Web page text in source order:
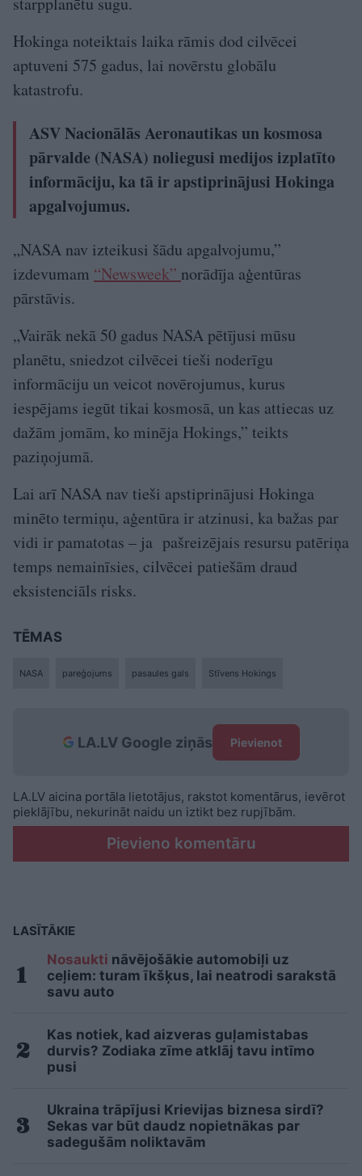
Hokinga noteiktais laika rāmis dod cilvēcei
aptuveni 575 gadus, lai novērstu globālu
katastrofu.
ASV Nacionālās Aeronautikas un kosmosa
pārvalde (NASA) noliegusi medijos izplatīto
informāciju, ka tā ir apstiprinājusi Hokinga
apgalvojumus.
„NASA nav izteikusi šādu apgalvojumu,”
izdevumam “Newsweek” norādīja aģentūras
pārstāvis.
„Vairāk nekā 50 gadus NASA pētījusi mūsu
planētu, sniedzot cilvēcei tieši noderīgu
informāciju un veicot novērojumus, kurus
iespējams iegūt tikai kosmosā, un kas attiecas uz
dažām jomām, ko minēja Hokings,” teikts
paziņojumā.
Lai arī NASA nav tieši apstiprinājusi Hokinga
minēto termiņu, aģentūra ir atzinusi, ka bažas par
vidi ir pamatotas – ja pašreizējais resursu patēriņa
temps nemainīsies, cilvēcei patiešām draud
eksistenciāls risks.
TĒMAS
NASA pareģojums pasaules gals Stīvens Hokings
LA.LV Google ziņās Pievienot
LA.LV aicina portāla lietotājus, rakstot komentārus, ievērot
pieklājību, nekurināt naidu un iztikt bez rupjībām.
Pievieno komentāru
LASĪTĀKIE
Nosaukti nāvējošākie automobiļi uz
ceļiem: turam īkšķus, lai neatrodi sarakstā
savu auto
Kas notiek, kad aizveras guļamistabas
durvis? Zodiaka zīme atklāj tavu intīmo
pusi
Ukraina trāpījusi Krievijas biznesa sirdī?
Sekas var būt daudz nopietnākas par
sadegušām noliktavām